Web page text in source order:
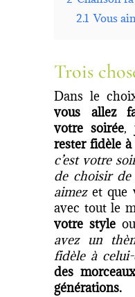
2.1 Vous
Trois
Dans le
vous allez
votre soirée,
rester fidèle
c’est votre
de choisir de
aimezet que
avec tout le
votre style
avez un
fidèle à
des
générations.